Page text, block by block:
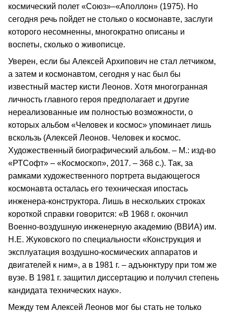
космический полет «Союз»–«Аполлон» (1975). Но
сегодня речь пойдет не столько о космонавте, заслуги
которого несомненны, многократно описаны и
воспеты, сколько о живописце.
Уверен, если бы Алексей Архипович не стал летчиком,
а затем и космонавтом, сегодня у нас был бы
известный мастер кисти Леонов. Хотя многогранная
личность главного героя предполагает и другие
нереализованные им полностью возможности, о
которых альбом «Человек и космос» упоминает лишь
вскользь (Алексей Леонов. Человек и космос.
Художественный биографический альбом. – М.: изд-во
«РТСофт» – «Космоскоп», 2017. – 368 с.). Так, за
рамками художественного портрета выдающегося
космонавта осталась его техническая ипостась
инженера-конструктора. Лишь в нескольких строках
короткой справки говорится: «В 1968 г. окончил
Военно-воздушную инженерную академию (ВВИА) им.
Н.Е. Жуковского по специальности «Конструкция и
эксплуатация воздушно-космических аппаратов и
двигателей к ним», а в 1981 г. – адъюнктуру при том же
вузе. В 1981 г. защитил диссертацию и получил степень
кандидата технических наук».
Между тем Алексей Леонов мог бы стать не только